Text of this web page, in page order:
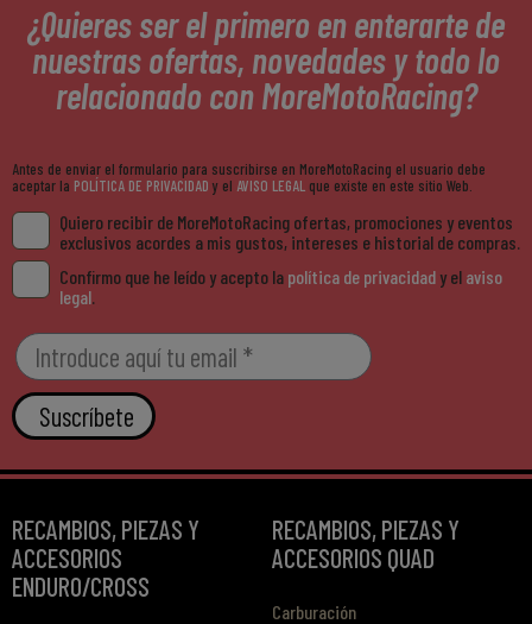
¿Quieres ser el primero en enterarte de
nuestras ofertas, novedades y todo lo
relacionado con MoreMotoRacing?
Antes de enviar el formulario para suscribirse en MoreMotoRacing el usuario debe
aceptar la POLÍTICA DE PRIVACIDAD y el AVISO LEGAL que existe en este sitio Web.
Quiero recibir de MoreMotoRacing ofertas, promociones y eventos
exclusivos acordes a mis gustos, intereses e historial de compras.
Confirmo que he leído y acepto la política de privacidad y el aviso
legal
Suscríbete
RECAMBIOS, PIEZAS Y
ACCESORIOS
ENDURO/CROSS
RECAMBIOS, PIEZAS Y
ACCESORIOS QUAD
Carburación